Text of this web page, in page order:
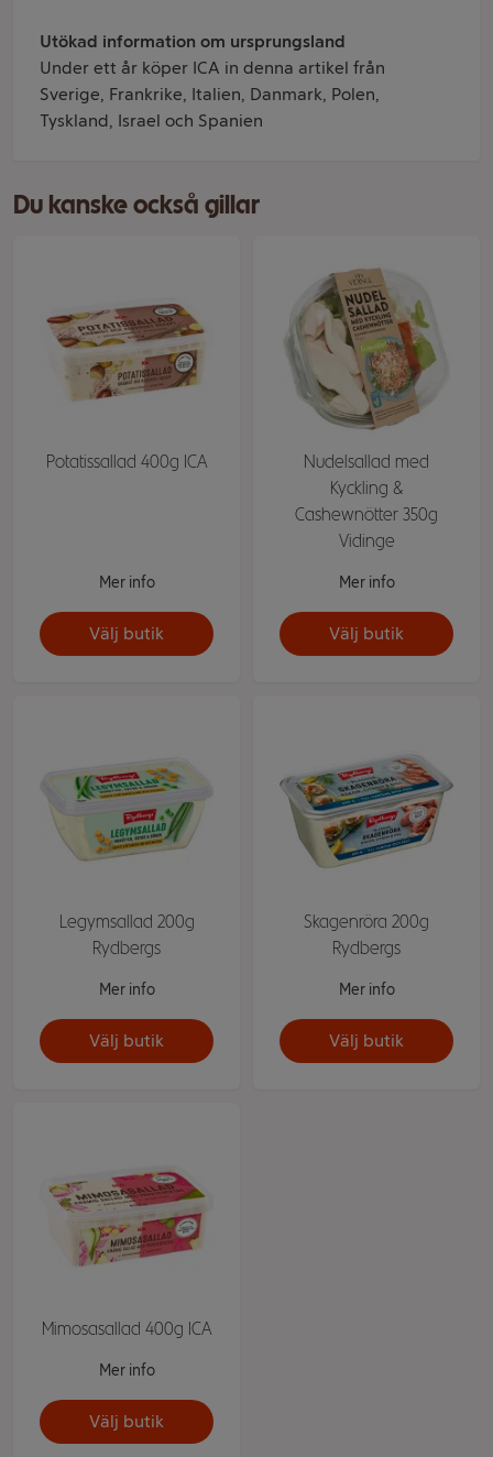
Utökad information om ursprungsland
Under ett år köper ICA in denna artikel från
Sverige, Frankrike, Italien, Danmark, Polen,
Tyskland, Israel och Spanien
Du kanske också gillar
Potatissallad 400g ICA
Mer info
Välj butik
Nudelsallad med
Kyckling &
Cashewnötter 350g
Vidinge
Mer info
Välj butik
Legymsallad 200g
Rydbergs
Mer info
Välj butik
Skagenröra 200g
Rydbergs
Mer info
Välj butik
Mimosasallad 400g ICA
Mer info
Välj butik